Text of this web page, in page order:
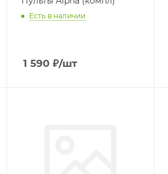
Есть в наличии
1 590 ₽/шт